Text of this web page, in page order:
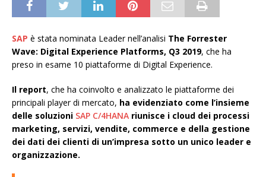
SAP è stata nominata Leader nell’analisi The Forrester
Wave: Digital Experience Platforms, Q3 2019, che ha
preso in esame 10 piattaforme di Digital Experience.
Il report, che ha coinvolto e analizzato le piattaforme dei
principali player di mercato, ha evidenziato come l’insieme
delle soluzioni SAP C/4HANA riunisce i cloud dei processi
marketing, servizi, vendite, commerce e della gestione
dei dati dei clienti di un’impresa sotto un unico leader e
organizzazione.